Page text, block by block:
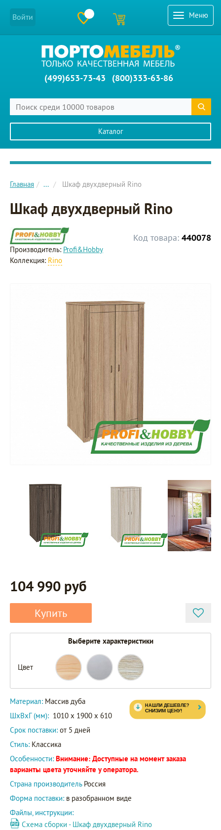
Меню
Войти
(499)653-73-43 (800)333-63-86
Каталог
Главное меню сайта
Главная ... Шкаф двухдверный Rino
Шкаф двухдверный Rino
Код товара: 440078
Производитель: Profi&Hobby
Коллекция: Rino
104 990 руб
Купить
Выберите характеристики
Цвет
Материал: Массив дуба
ШxВxГ (мм): 1010 x 1900 x 610
Срок поставки: от 5 дней
Стиль: Классика
Особенности: Внимание: Доступные на момент заказа
варианты цвета уточняйте у оператора.
Страна производитель Россия
Форма поставки: в разобранном виде
Файлы, инструкции:
Схема сборки - Шкаф двухдверный Rino